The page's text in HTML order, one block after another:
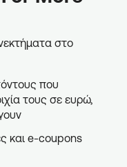
στο
που
τους σε ευρώ,
και e-coupons